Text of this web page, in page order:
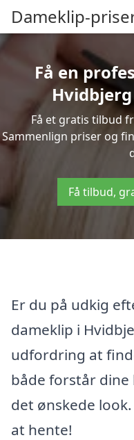
Dameklip-
Få en
Få et gratis tilbud
Sammenlign priser og
Få tilbud,
Er du på udkig
dameklip i
udfordring at
både forstår dine
det ønskede
at hente!